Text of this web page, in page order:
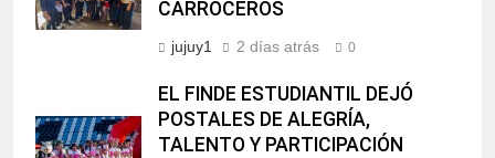
CARROCEROS
jujuy1 2 días atrás 0
EL FINDE ESTUDIANTIL DEJÓ
POSTALES DE ALEGRÍA,
TALENTO Y PARTICIPACIÓN